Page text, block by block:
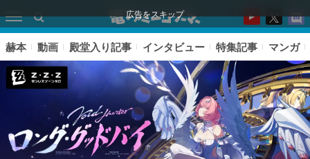
広告をスキップ
赫本 動画 殿堂入り記事 インタビュー 特集記事 マンガ